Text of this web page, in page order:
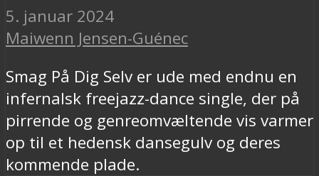
5. januar 2024
Maiwenn Jensen-Guénec
Smag På Dig Selv er ude med endnu en
infernalsk freejazz-dance single, der på
pirrende og genreomvæltende vis varmer
op til et hedensk dansegulv og deres
kommende plade.